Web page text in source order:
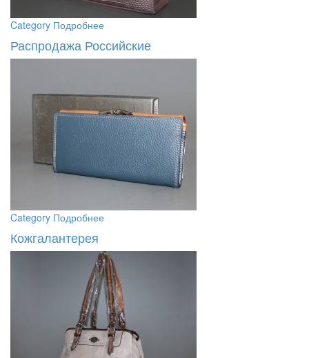
Category Подробнее
Распродажа Российские
Category Подробнее
Кожгалантерея